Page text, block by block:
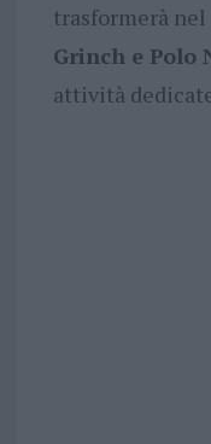
trasformerà
Grinch e Polo
attività